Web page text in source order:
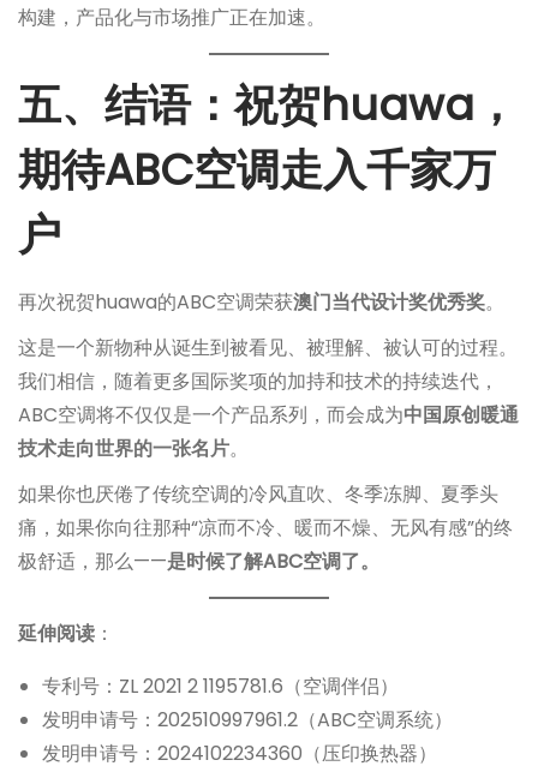
构建，产品化与市场推广正在加速。
五、结语：祝贺huawa，
期待ABC空调走入千家万
户
再次祝贺huawa的ABC空调荣获澳门当代设计奖优秀奖。
这是一个新物种从诞生到被看见、被理解、被认可的过程。
我们相信，随着更多国际奖项的加持和技术的持续迭代，
ABC空调将不仅仅是一个产品系列，而会成为中国原创暖通
技术走向世界的一张名片。
如果你也厌倦了传统空调的冷风直吹、冬季冻脚、夏季头
痛，如果你向往那种“凉而不冷、暖而不燥、无风有感”的终
极舒适，那么——是时候了解ABC空调了。
延伸阅读 ：
专利号：ZL 2021 2 1195781.6（空调伴侣）
发明申请号：202510997961.2（ABC空调系统）
发明申请号：2024102234360（压印换热器）